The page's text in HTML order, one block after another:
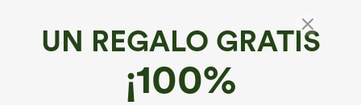
UN REGALO GRATIS
¡100%